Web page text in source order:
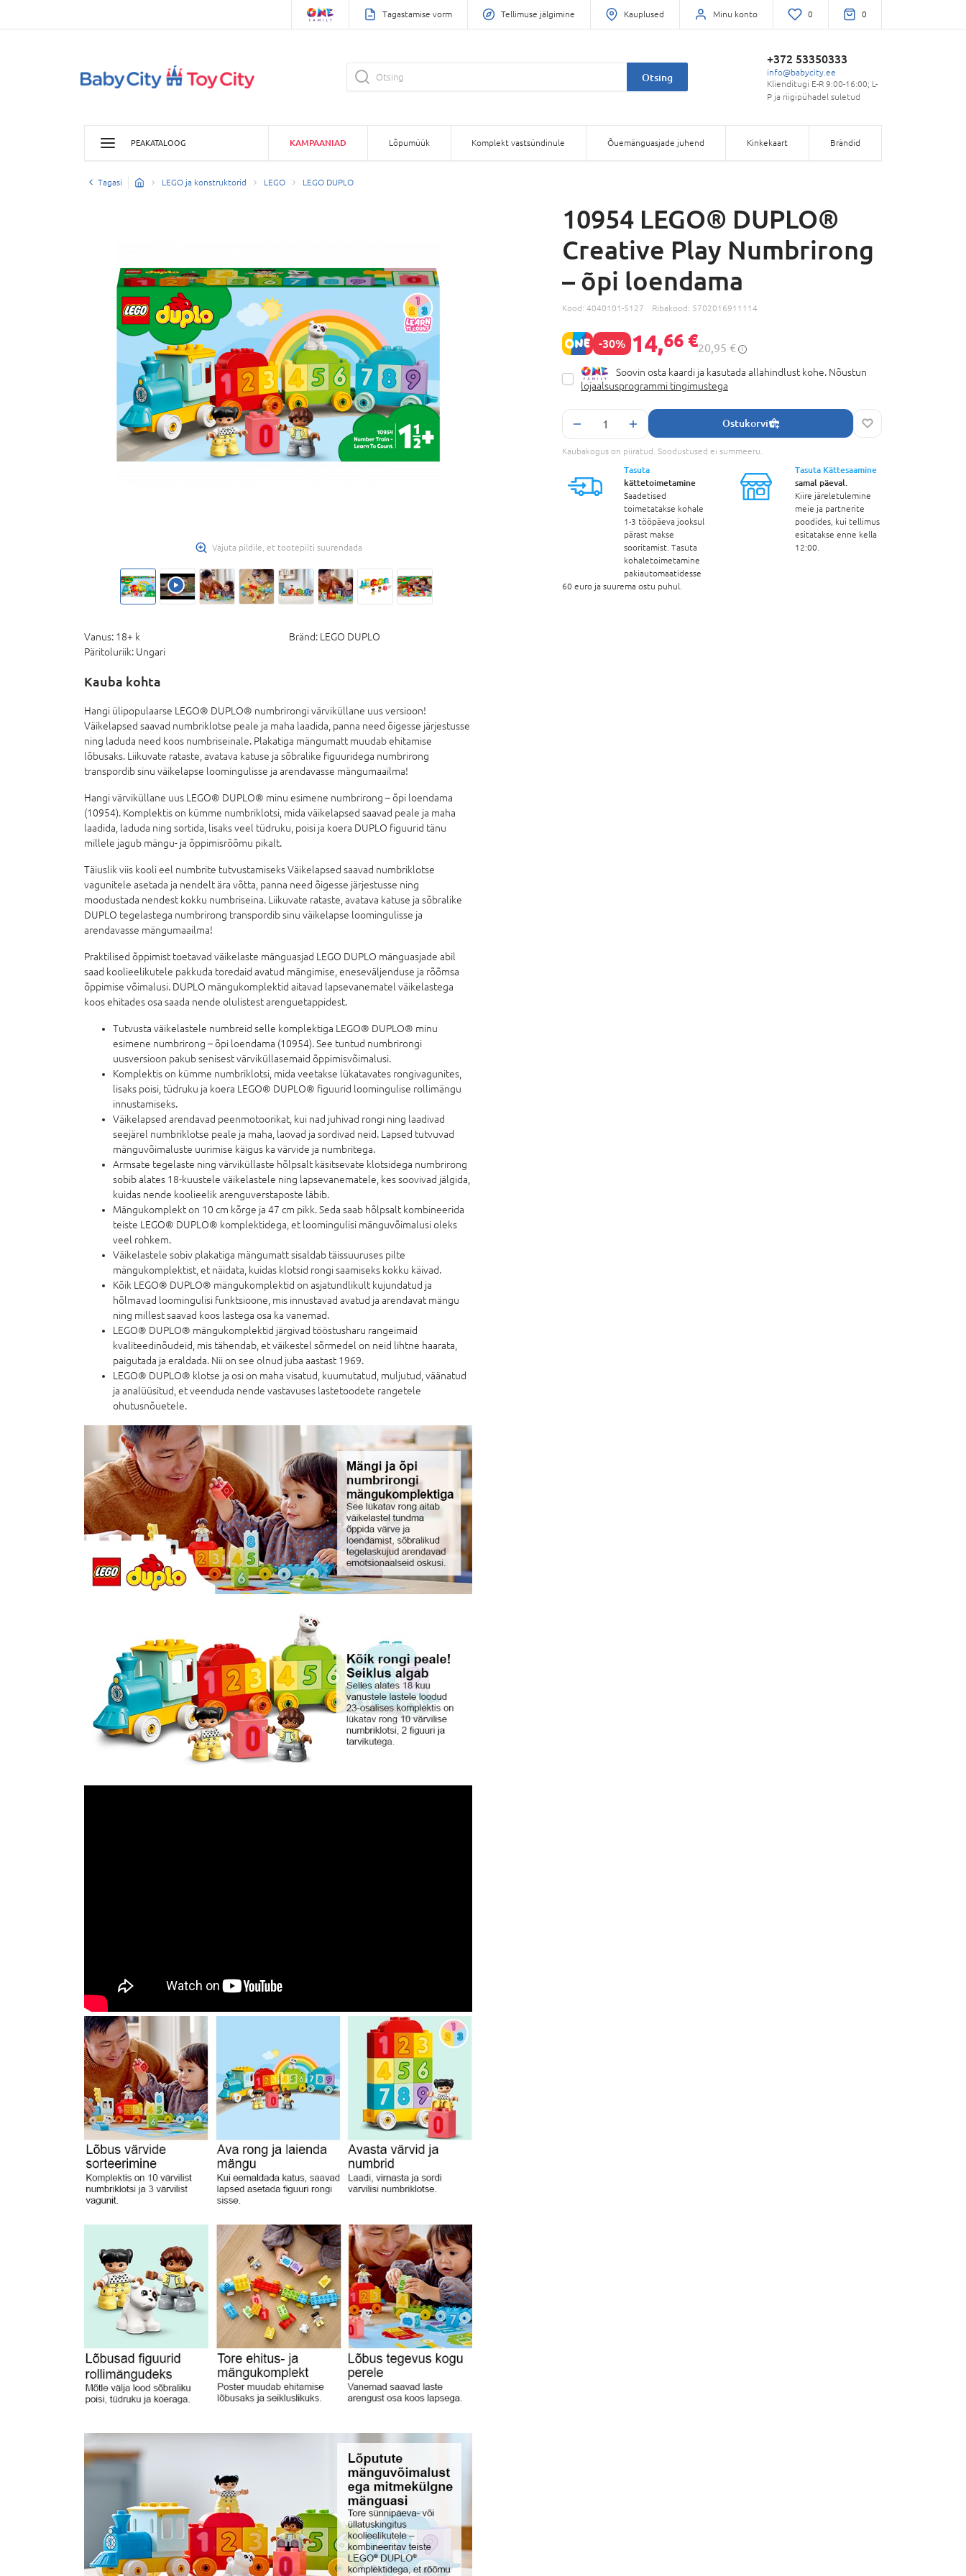
Tagastamise vorm Tellimuse jälgimine Kauplused Minu konto 0 0
Otsing
+372 53350333
info@babycity.ee
Klienditugi E-R 9:00-16:00; L-
P ja riigipühadel suletud
PEAKATALOOG KAMPAANIAD Lõpumüük Komplekt vastsündinule Õuemänguasjade juhend Kinkekaart Brändid
Tagasi LEGO ja konstruktorid LEGO LEGO DUPLO
Vajuta pildile, et tootepilti suurendada
Vanus: 18+ k Bränd: LEGO DUPLO
Päritoluriik: Ungari
Kauba kohta
Hangi ülipopulaarse LEGO® DUPLO® numbrirongi värviküllane uus versioon!
Väikelapsed saavad numbriklotse peale ja maha laadida, panna need õigesse järjestusse
ning laduda need koos numbriseinale. Plakatiga mängumatt muudab ehitamise
lõbusaks. Liikuvate rataste, avatava katuse ja sõbralike figuuridega numbrirong
transpordib sinu väikelapse loomingulisse ja arendavasse mängumaailma!
Hangi värviküllane uus LEGO® DUPLO® minu esimene numbrirong – õpi loendama
(10954). Komplektis on kümme numbriklotsi, mida väikelapsed saavad peale ja maha
laadida, laduda ning sortida, lisaks veel tüdruku, poisi ja koera DUPLO figuurid tänu
millele jagub mängu- ja õppimisrõõmu pikalt.
Täiuslik viis kooli eel numbrite tutvustamiseks Väikelapsed saavad numbriklotse
vagunitele asetada ja nendelt ära võtta, panna need õigesse järjestusse ning
moodustada nendest kokku numbriseina. Liikuvate rataste, avatava katuse ja sõbralike
DUPLO tegelastega numbrirong transpordib sinu väikelapse loomingulisse ja
arendavasse mängumaailma!
Praktilised õppimist toetavad väikelaste mänguasjad LEGO DUPLO mänguasjade abil
saad koolieelikutele pakkuda toredaid avatud mängimise, eneseväljenduse ja rõõmsa
õppimise võimalusi. DUPLO mängukomplektid aitavad lapsevanematel väikelastega
koos ehitades osa saada nende olulistest arenguetappidest.
Tutvusta väikelastele numbreid selle komplektiga LEGO® DUPLO® minu
esimene numbrirong – õpi loendama (10954). See tuntud numbrirongi
uusversioon pakub senisest värviküllasemaid õppimisvõimalusi.
Komplektis on kümme numbriklotsi, mida veetakse lükatavates rongivagunites,
lisaks poisi, tüdruku ja koera LEGO® DUPLO® figuurid loomingulise rollimängu
innustamiseks.
Väikelapsed arendavad peenmotoorikat, kui nad juhivad rongi ning laadivad
seejärel numbriklotse peale ja maha, laovad ja sordivad neid. Lapsed tutvuvad
mänguvõimaluste uurimise käigus ka värvide ja numbritega.
Armsate tegelaste ning värviküllaste hõlpsalt käsitsevate klotsidega numbrirong
sobib alates 18-kuustele väikelastele ning lapsevanematele, kes soovivad jälgida,
kuidas nende koolieelik arenguverstaposte läbib.
Mängukomplekt on 10 cm kõrge ja 47 cm pikk. Seda saab hõlpsalt kombineerida
teiste LEGO® DUPLO® komplektidega, et loomingulisi mänguvõimalusi oleks
veel rohkem.
Väikelastele sobiv plakatiga mängumatt sisaldab täissuuruses pilte
mängukomplektist, et näidata, kuidas klotsid rongi saamiseks kokku käivad.
Kõik LEGO® DUPLO® mängukomplektid on asjatundlikult kujundatud ja
hõlmavad loomingulisi funktsioone, mis innustavad avatud ja arendavat mängu
ning millest saavad koos lastega osa ka vanemad.
LEGO® DUPLO® mängukomplektid järgivad tööstusharu rangeimaid
kvaliteedinõudeid, mis tähendab, et väikestel sõrmedel on neid lihtne haarata,
paigutada ja eraldada. Nii on see olnud juba aastast 1969.
LEGO® DUPLO® klotse ja osi on maha visatud, kuumutatud, muljutud, väänatud
ja analüüsitud, et veenduda nende vastavuses lastetoodete rangetele
ohutusnõuetele.
10954 LEGO® DUPLO®
Creative Play Numbrirong
– õpi loendama
Kood: 4040101-5127 Ribakood: 5702016911114
-30% 14,66 €20,95 €
Soovin osta kaardi ja kasutada allahindlust kohe. Nõustun
lojaalsusprogrammi tingimustega
Ostukorvi
Kaubakogus on piiratud. Soodustused ei summeeru.
Tasuta
kättetoimetamine
Saadetised
toimetatakse kohale
1-3 tööpäeva jooksul
pärast makse
sooritamist. Tasuta
kohaletoimetamine
pakiautomaatidesse
60 euro ja suurema ostu puhul.
Tasuta Kättesaamine
samal päeval.
Kiire järeletulemine
meie ja partnerite
poodides, kui tellimus
esitatakse enne kella
12:00.